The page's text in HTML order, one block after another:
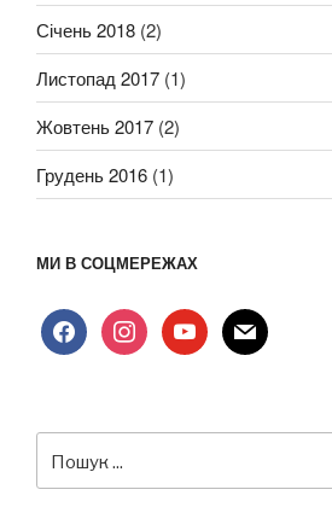
Січень 2018 (2)
Листопад 2017 (1)
Жовтень 2017 (2)
Грудень 2016 (1)
МИ В СОЦМЕРЕЖАХ
facebookinstagramyoutubemail
за